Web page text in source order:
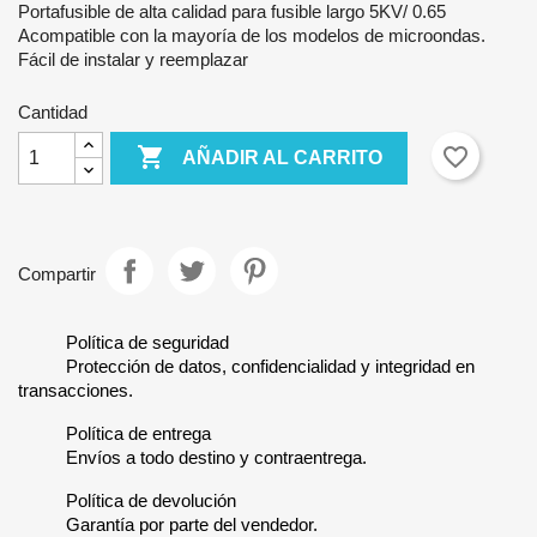
Portafusible de alta calidad para fusible largo 5KV/ 0.65
Acompatible con la mayoría de los modelos de microondas.
Fácil de instalar y reemplazar
Cantidad
 AÑADIR AL CARRITO favorite_border
Compartir
Política de seguridad
Protección de datos, confidencialidad y integridad en
transacciones.
Política de entrega
Envíos a todo destino y contraentrega.
Política de devolución
Garantía por parte del vendedor.